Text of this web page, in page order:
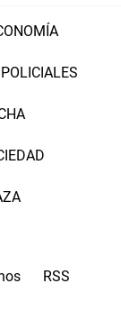
POLICIALES
RSS